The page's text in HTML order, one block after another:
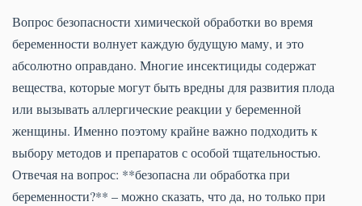
Вопрос безопасности химической обработки во время
беременности волнует каждую будущую маму, и это
абсолютно оправдано. Многие инсектициды содержат
вещества, которые могут быть вредны для развития плода
или вызывать аллергические реакции у беременной
женщины. Именно поэтому крайне важно подходить к
выбору методов и препаратов с особой тщательностью.
Отвечая на вопрос: **безопасна ли обработка при
беременности?** – можно сказать, что да, но только при